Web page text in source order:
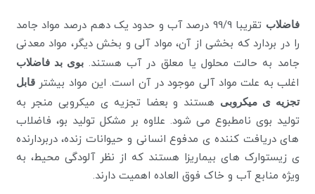
فاضلاب
تقریبا 99/9 درصد آب و حدود یک دهم درصد مواد جامد
را در بردارد که بخشی از آن، مواد آلی و بخش دیگر، مواد معدنی
جامد به حالت محلول یا معلق در آب هستند.بوی بد فاضلاب
اغلب به علت مواد آلی موجود در آن است. این مواد بیشترقابل
تجزیه ی میکروبی هستند و بعضا تجزیه ی میکروبی منجر به
تولید بوی نامطبوع می شود. علاوه بر مشکل تولید بو، فاضلاب
های دریافت کننده ی مدفوع انسانی و حیوانات زنده، دربردارنده
ی زیستوارک های بیماریزا هستند که از نظر آلودگی محیط، به
ویژه منابع آب و خاک فوق العاده اهمیت دارند.